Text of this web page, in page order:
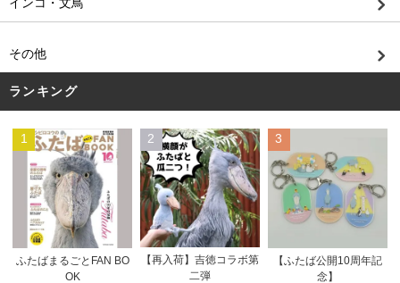
その他
ランキング
1
ふたばまるごとFAN BO
OK
2
【再入荷】吉徳コラボ第
二弾
3
【ふたば公開10周年記
念】